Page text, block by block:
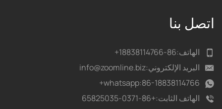
اتصل بنا
الهاتف:86-18838114766+
البريد الإلكتروني:info@zoomline.biz
whatsapp:86-18838114766+
الهاتف الثابت:+86-0371-65825035